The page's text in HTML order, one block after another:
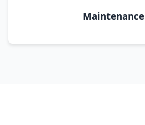
Maintenance